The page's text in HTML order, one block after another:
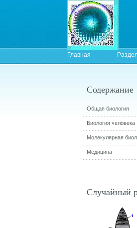
Главная
Содержание
Общая биология
Биология человека
Молекулярная
Медицина
Случайный